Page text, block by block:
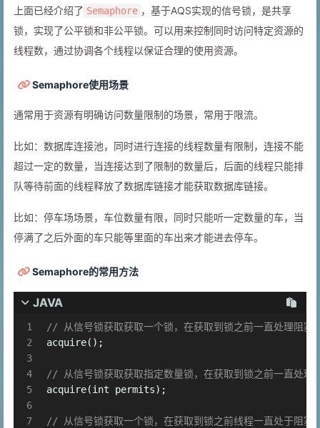
上面已经介绍了 Semaphore ，基于AQS实现的信号锁，是共享
锁，实现了公平锁和非公平锁。可以用来控制同时访问特定资源的
线程数，通过协调各个线程以保证合理的使用资源。
Semaphore使用场景
通常用于资源有明确访问数量限制的场景，常用于限流。
比如：数据库连接池，同时进行连接的线程数量有限制，连接不能
超过一定的数量，当连接达到了限制的数量后，后面的线程只能排
队等待前面的线程释放了数据库链接才能获取数据库链接。
比如：停车场场景，车位数量有限，同时只能听一定数量的车，当
停满了之后外面的车只能等里面的车出来才能进去停车。
Semaphore的常用方法
JAVA
1
2
3
4
5
6
7
// 从信号锁获取获取一个锁，在获取到锁之前一直处理阻塞
acquire();
// 从信号锁获取获取指定数量锁，在获取到锁之前一直处理
acquire(int permits);
// 从信号锁获取一个锁，在获取到锁之前线程一直处于阻塞